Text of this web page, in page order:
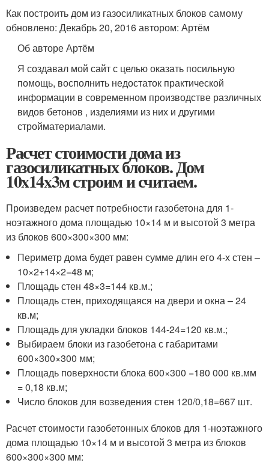
Как построить дом из газосиликатных блоков самому
обновлено: Декабрь 20, 2016 автором: Артём
Об авторе Артём
Я создавал мой сайт с целью оказать посильную
помощь, восполнить недостаток практической
информации в современном производстве различных
видов бетонов , изделиями из них и другими
стройматериалами.
Расчет стоимости дома из
газосиликатных блоков. Дом
10x14x3м строим и считаем.
Произведем расчет потребности газобетона для 1-
ноэтажного дома площадью 10×14 м и высотой 3 метра
из блоков 600×300×300 мм:
Периметр дома будет равен сумме длин его 4-х стен –
10×2+14×2=48 м;
Площадь стен 48×3=144 кв.м.;
Площадь стен, приходящаяся на двери и окна – 24
кв.м;
Площадь для укладки блоков 144-24=120 кв.м.;
Выбираем блоки из газобетона с габаритами
600×300×300 мм;
Площадь поверхности блока 600×300 =180 000 кв.мм
= 0,18 кв.м;
Число блоков для возведения стен 120/0,18=667 шт.
Расчет стоимости газобетонных блоков для 1-ноэтажного
дома площадью 10×14 м и высотой 3 метра из блоков
600×300×300 мм: